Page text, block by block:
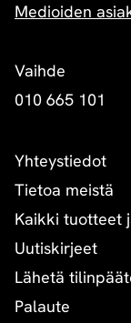
Medioiden
Vaihde
010 665 101
Yhteystiedot
Tietoa meistä
Kaikki tuotteet
Uutiskirjeet
Lähetä
Palaute